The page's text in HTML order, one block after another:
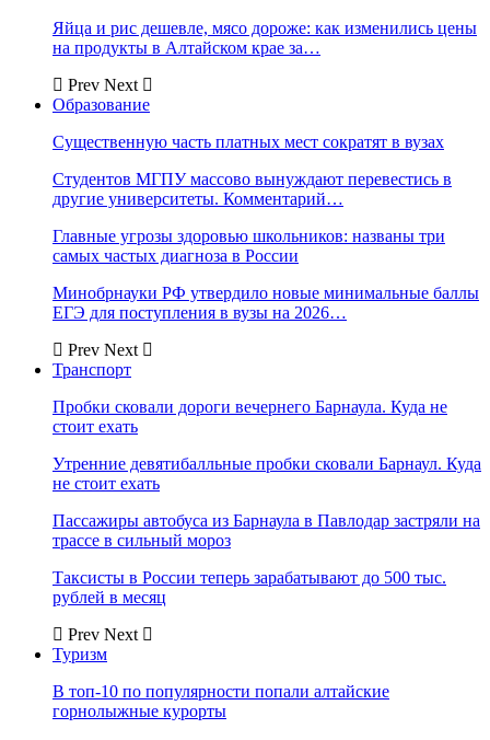
Яйца и рис дешевле, мясо дороже: как изменились цены
на продукты в Алтайском крае за…
Prev Next
Образование
Существенную часть платных мест сократят в вузах
Студентов МГПУ массово вынуждают перевестись в
другие университеты. Комментарий…
Главные угрозы здоровью школьников: названы три
самых частых диагноза в России
Минобрнауки РФ утвердило новые минимальные баллы
ЕГЭ для поступления в вузы на 2026…
Prev Next
Транспорт
Пробки сковали дороги вечернего Барнаула. Куда не
стоит ехать
Утренние девятибалльные пробки сковали Барнаул. Куда
не стоит ехать
Пассажиры автобуса из Барнаула в Павлодар застряли на
трассе в сильный мороз
Таксисты в России теперь зарабатывают до 500 тыс.
рублей в месяц
Prev Next
Туризм
В топ-10 по популярности попали алтайские
горнолыжные курорты